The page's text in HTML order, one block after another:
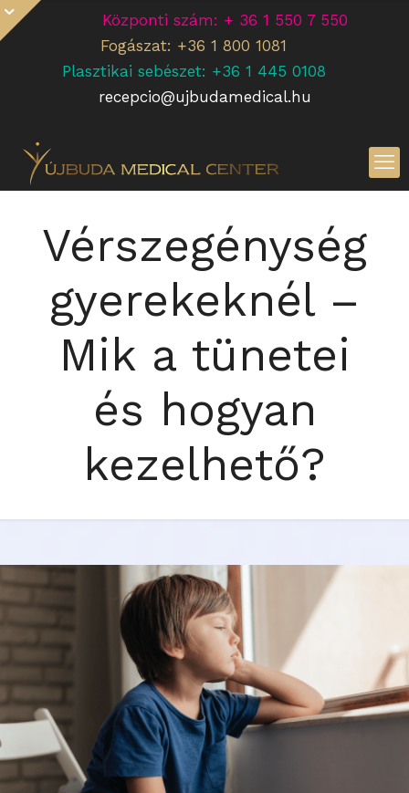
Központi szám: + 36 1 550 7 550
Fogászat: +36 1 800 1081
Plasztikai sebészet: +36 1 445 0108
recepcio@ujbudamedical.hu
Vérszegénység
gyerekeknél –
Mik a tünetei
és hogyan
kezelhető?